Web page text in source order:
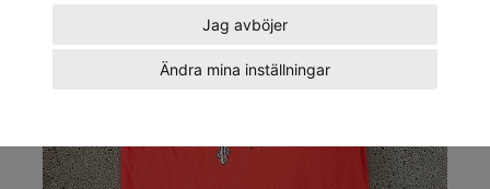
Jag avböjer
Ändra mina inställningar